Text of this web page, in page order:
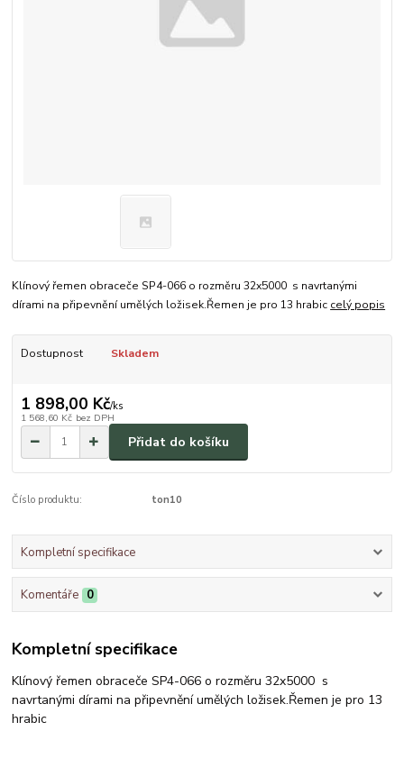
Klínový řemen obraceče SP4-066 o rozměru 32x5000 s navrtanými
dírami na připevnění umělých ložisek.Řemen je pro 13 hrabic celý popis
Dostupnost Skladem
1 898,00 Kč/ks
1 568,60 Kč bez DPH
Přidat do košíku
Číslo produktu: ton10
Kompletní specifikace
Komentáře 0
Kompletní specifikace
Klínový řemen obraceče SP4-066 o rozměru 32x5000 s
navrtanými dírami na připevnění umělých ložisek.Řemen je pro 13
hrabic